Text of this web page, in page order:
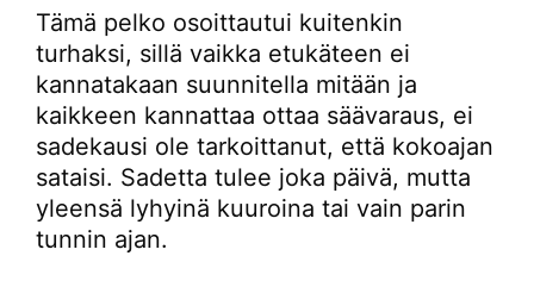
Tämä pelko osoittautui kuitenkin
turhaksi, sillä vaikka etukäteen ei
kannatakaan suunnitella mitään ja
kaikkeen kannattaa ottaa säävaraus, ei
sadekausi ole tarkoittanut, että kokoajan
sataisi. Sadetta tulee joka päivä, mutta
yleensä lyhyinä kuuroina tai vain parin
tunnin ajan.